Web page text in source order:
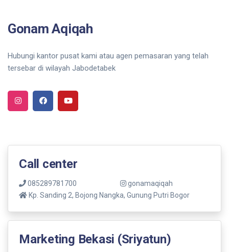
Gonam Aqiqah
Hubungi kantor pusat kami atau agen pemasaran yang telah
tersebar di wilayah Jabodetabek
Call center
085289781700
gonamaqiqah
Kp. Sanding 2, Bojong Nangka, Gunung Putri Bogor
Marketing Bekasi (Sriyatun)